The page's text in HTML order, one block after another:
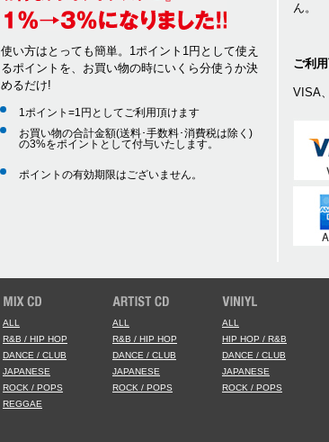
使い方はとっても簡単。1ポイント1円として使え
るポイントを、お買い物の時にいくら分使うか決
めるだけ!
1ポイント=1円としてご利用頂けます
お買い物の合計金額(送料･手数料･消費税は除く)
の3%をポイントとして付与いたします。
ポイントの有効期限はございません。
ん。
ご利
VISA
ALL
R&B / HIP HOP
DANCE / CLUB
JAPANESE
ROCK / POPS
REGGAE
ALL
R&B / HIP HOP
DANCE / CLUB
JAPANESE
ROCK / POPS
ALL
HIP HOP / R&B
DANCE / CLUB
JAPANESE
ROCK / POPS